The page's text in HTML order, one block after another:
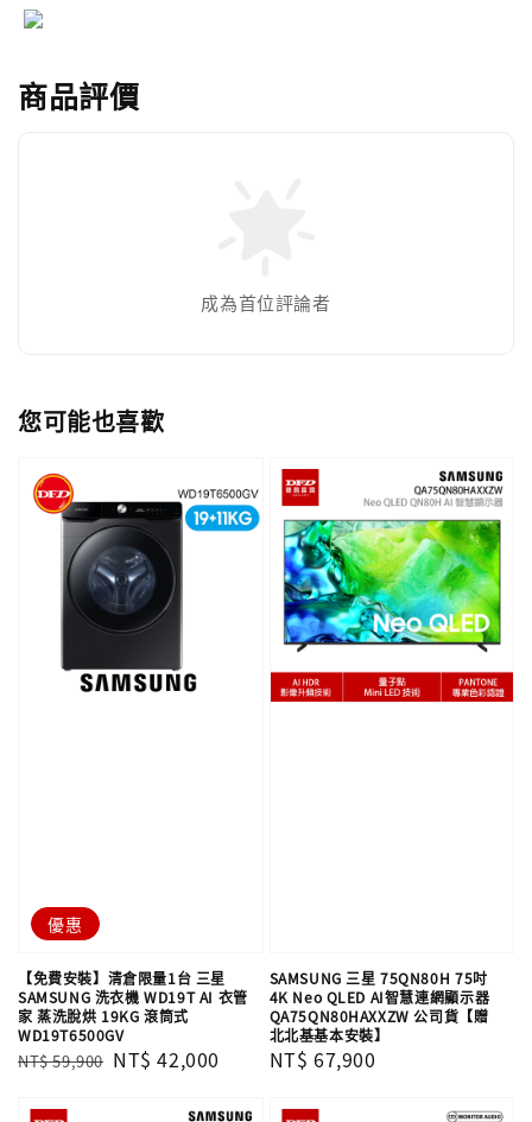
商品評價
成為首位評論者
您可能也喜歡
優惠
【免費安裝】清倉限量1台 三星
SAMSUNG 洗衣機 WD19T AI 衣管
家 蒸洗脫烘 19KG 滾筒式
WD19T6500GV
Regular
NT$ 59,900 Sale
NT$ 42,000
SAMSUNG 三星 75QN80H 75吋
4K Neo QLED AI智慧連網顯示器
QA75QN80HAXXZW 公司貨【贈
北北基基本安裝】
Regular
NT$ 67,900